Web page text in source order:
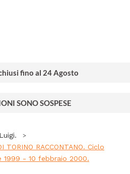
fino al 24 Agosto
SONO SOSPESE
TORINO RACCONTANO. Ciclo
1999 - 10 febbraio 2000.